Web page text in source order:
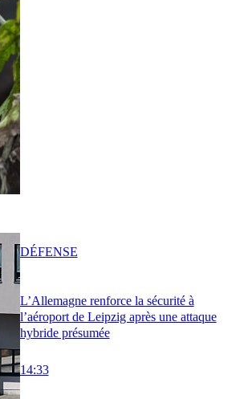
L’Allemagne renforce la sécurité à
l’aéroport de Leipzig après une attaque
hybride présumée
14:33
DÉFENSE